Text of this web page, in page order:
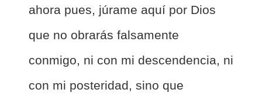
ahora pues, júrame aquí por Dios
que no obrarás falsamente
conmigo, ni con mi descendencia, ni
con mi posteridad, sino que